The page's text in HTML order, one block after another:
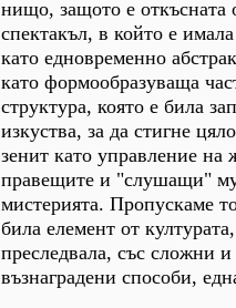
нищо, защото е откъсната
спектакъл, в който е
като едновременно
като формообразуваща
структура, която е била
изкуства, за да стигне
зенит като управление на
правещите и "слушащи"
мистерията. Пропускаме
била елемент от
преследвала, със сложни
възнаградени способи,